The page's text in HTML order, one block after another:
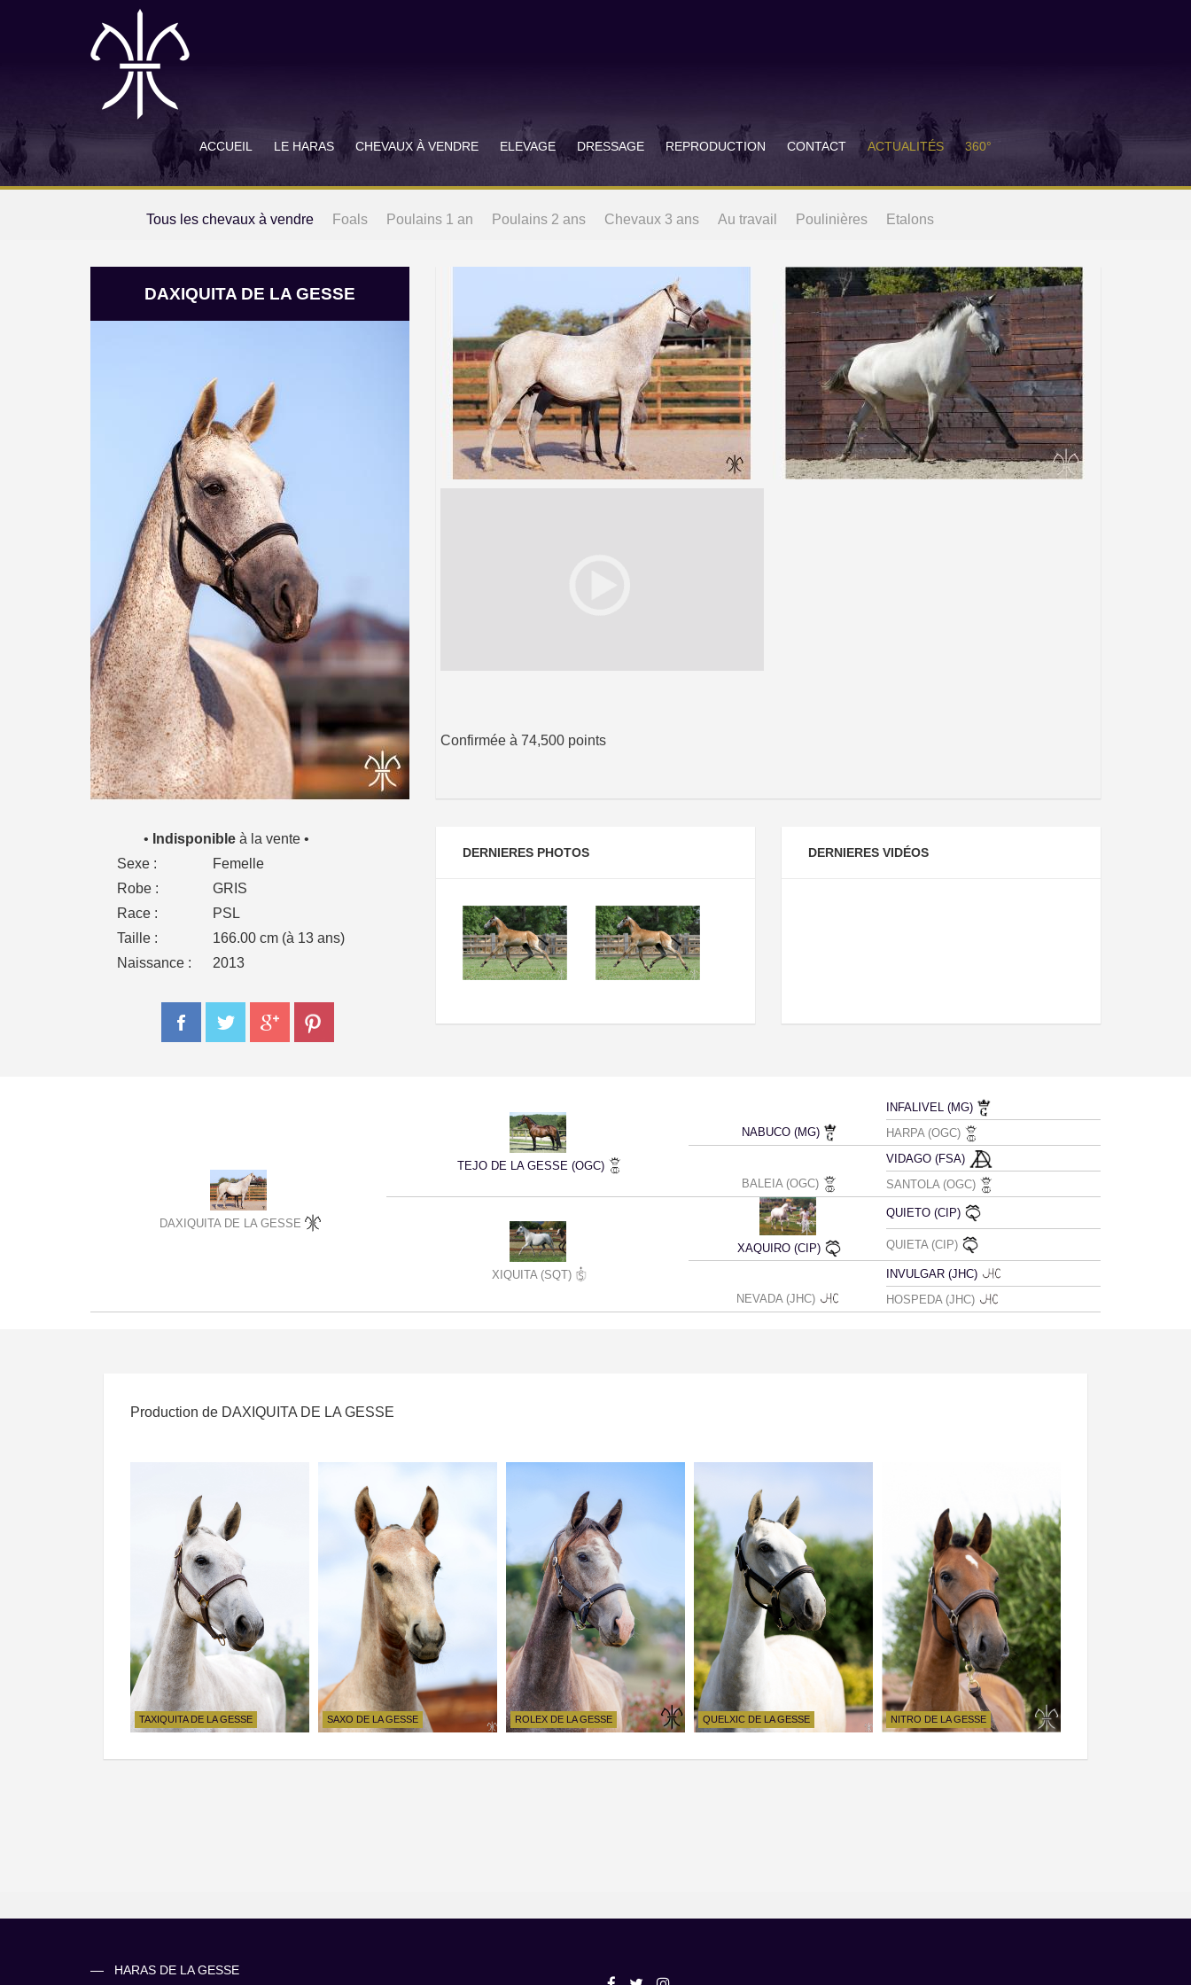
ACCUEIL LE HARAS CHEVAUX À VENDRE ELEVAGE DRESSAGE REPRODUCTION CONTACT ACTUALITÉS 360°
Tous les chevaux à vendre Foals Poulains 1 an Poulains 2 ans Chevaux 3 ans Au travail Poulinières Etalons
DAXIQUITA DE LA GESSE
Confirmée à 74,500 points
• Indisponible à la vente •
Sexe :
Femelle
Robe :
GRIS
Race :
PSL
Taille :
166.00 cm (à 13 ans)
Naissance :
2013
DERNIERES PHOTOS DERNIERES VIDÉOS
DAXIQUITA DE LA GESSE
TEJO DE LA GESSE (OGC)
NABUCO (MG)
INFALIVEL (MG)
HARPA (OGC)
BALEIA (OGC)
VIDAGO (FSA)
SANTOLA (OGC)
XIQUITA (SQT)
XAQUIRO (CIP)
QUIETO (CIP)
QUIETA (CIP)
NEVADA (JHC)
INVULGAR (JHC)
HOSPEDA (JHC)
Production de DAXIQUITA DE LA GESSE
TAXIQUITA DE LA GESSE SAXO DE LA GESSE ROLEX DE LA GESSE QUELXIC DE LA GESSE NITRO DE LA GESSE
HARAS DE LA GESSE